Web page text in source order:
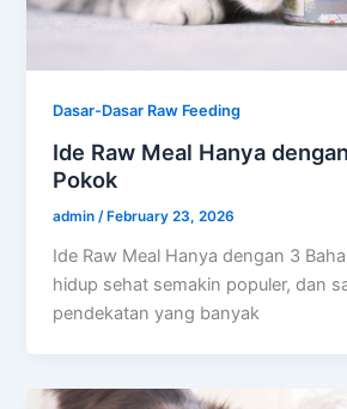
Dasar-Dasar Raw Feeding
Ide Raw Meal Hanya
Pokok
admin/ February 23, 2026
Ide Raw Meal Hanya dengan 3
hidup sehat semakin populer, dan
pendekatan yang banyak